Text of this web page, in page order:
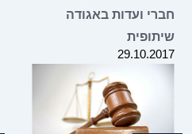
חברי ועדות באגודה
שיתופית
29.10.2017